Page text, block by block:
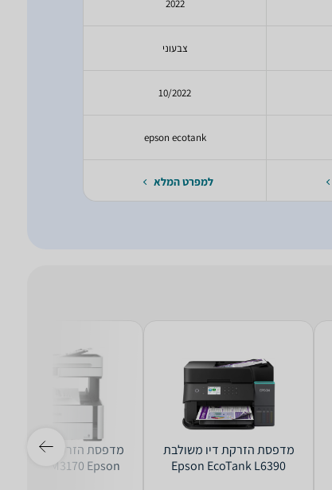
2022
צבעוני
10/2022
epson ecotank
למפרט המלא
‏מדפסת הזרקת דיו ‏משולבת
Epson EcoTank L6390
M3170‎ Epson